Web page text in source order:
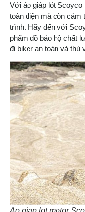
Với áo giáp lót
toàn diện mà còn cảm
trình. Hãy đến với
phẩm đồ bảo hộ chất
đi biker an toàn và thú
Ao giap lot motor